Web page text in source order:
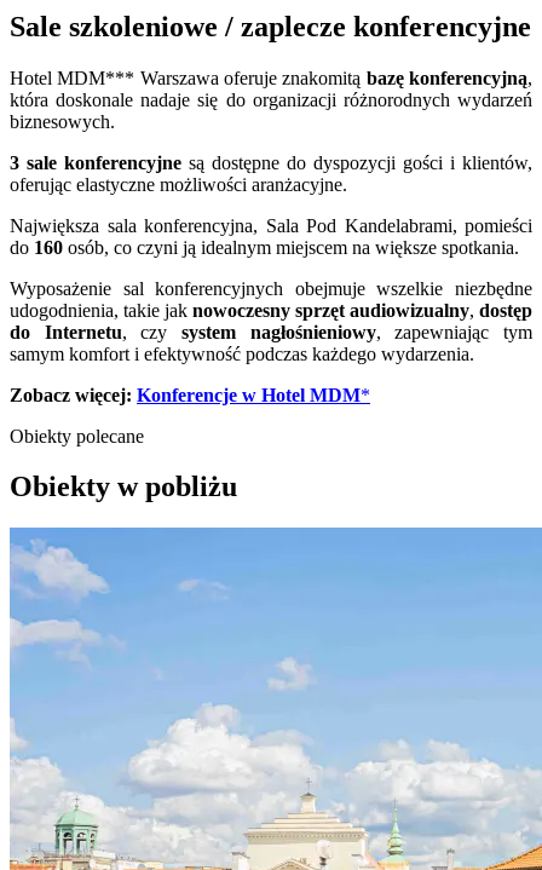
Sale szkoleniowe / zaplecze konferencyjne
Hotel MDM*** Warszawa oferuje znakomitą bazę konferencyjną,
która doskonale nadaje się do organizacji różnorodnych wydarzeń
biznesowych.
3 sale konferencyjne są dostępne do dyspozycji gości i klientów,
oferując elastyczne możliwości aranżacyjne.
Największa sala konferencyjna, Sala Pod Kandelabrami, pomieści
do 160 osób, co czyni ją idealnym miejscem na większe spotkania.
Wyposażenie sal konferencyjnych obejmuje wszelkie niezbędne
udogodnienia, takie jak nowoczesny sprzęt audiowizualny, dostęp
do Internetu, czysystem nagłośnieniowy, zapewniając tym
samym komfort i efektywność podczas każdego wydarzenia.
Zobacz więcej: Konferencje w Hotel MDM*
Obiekty polecane
Obiekty w pobliżu